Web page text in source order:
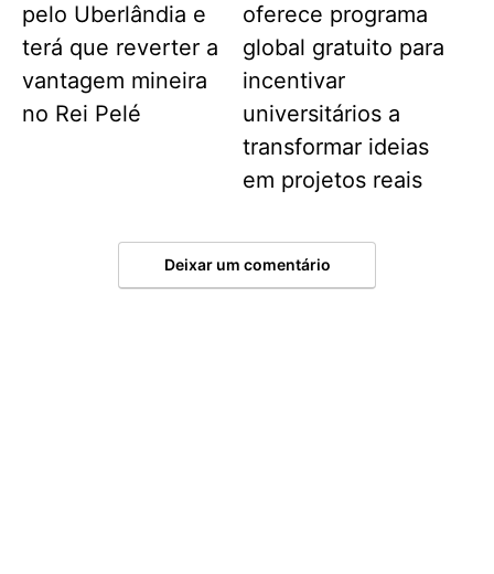
pelo Uberlândia e
terá que reverter a
vantagem mineira
no Rei Pelé
oferece programa
global gratuito para
incentivar
universitários a
transformar ideias
em projetos reais
Deixar um comentário